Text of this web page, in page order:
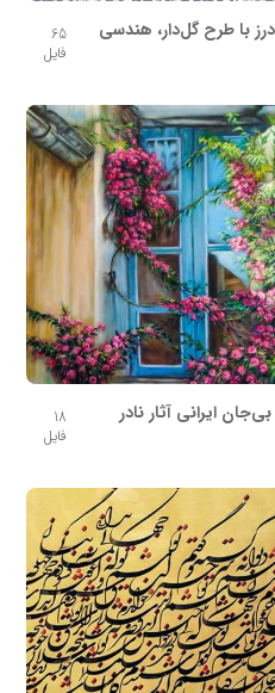
با طرح گل‌دار، هندسی
65
فایل
ایرانی آثار نادر
18
فایل